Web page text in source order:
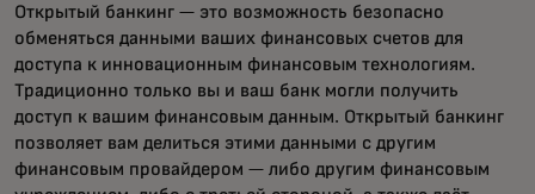
Открытый банкинг — это возможность безопасно
обменяться данными ваших финансовых счетов для
доступа к инновационным финансовым технологиям.
Традиционно только вы и ваш банк могли получить
доступ к вашим финансовым данным. Открытый банкинг
позволяет вам делиться этими данными с другим
финансовым провайдером — либо другим финансовым